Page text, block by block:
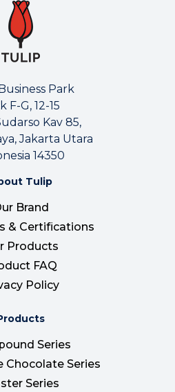
Park
F-G, 12-15
Kav 85,
Jakarta Utara
14350
Tulip
Brand
& Certifications
Products
FAQ
Policy
Series
Chocolate Series
Series